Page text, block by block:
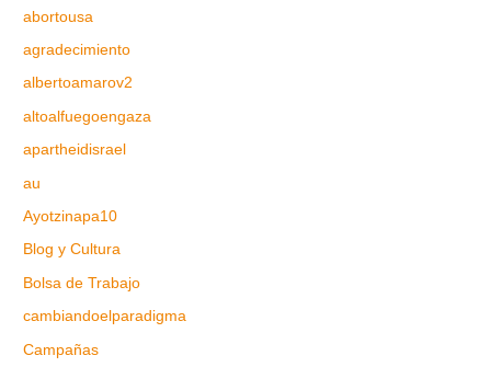
abortousa
agradecimiento
albertoamarov2
altoalfuegoengaza
apartheidisrael
au
Ayotzinapa10
Blog y Cultura
Bolsa de Trabajo
cambiandoelparadigma
Campañas